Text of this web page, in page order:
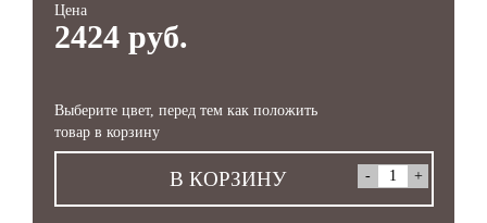
Цена
2424 руб.
Выберите цвет, перед тем как положить
товар в корзину
В КОРЗИНУ